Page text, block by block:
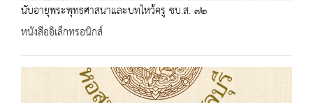
นับอายุพระพุทธศาสนาและบทไหว้ครู ชบ.ส. ๗๒
หนังสืออิเล็กทรอนิกส์